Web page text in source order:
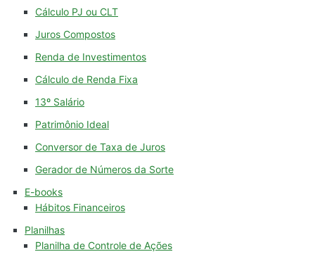
Cálculo PJ ou CLT
Juros Compostos
Renda de Investimentos
Cálculo de Renda Fixa
13º Salário
Patrimônio Ideal
Conversor de Taxa de Juros
Gerador de Números da Sorte
E-books
Hábitos Financeiros
Planilhas
Planilha de Controle de Ações